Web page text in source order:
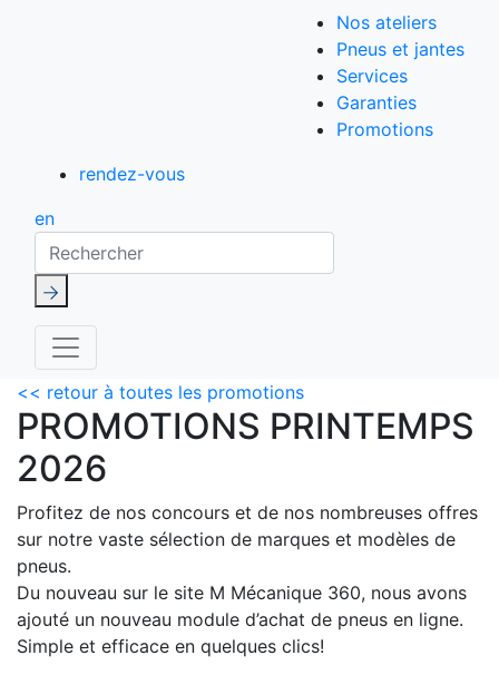
Nos ateliers
Pneus et jantes
Services
Garanties
Promotions
rendez-vous
en
Rechercher
<< retour à toutes les promotions
PROMOTIONS PRINTEMPS
2026
Profitez de nos concours et de nos nombreuses offres
sur notre vaste sélection de marques et modèles de
pneus.
Du nouveau sur le site M Mécanique 360, nous avons
ajouté un nouveau module d’achat de pneus en ligne.
Simple et efficace en quelques clics!